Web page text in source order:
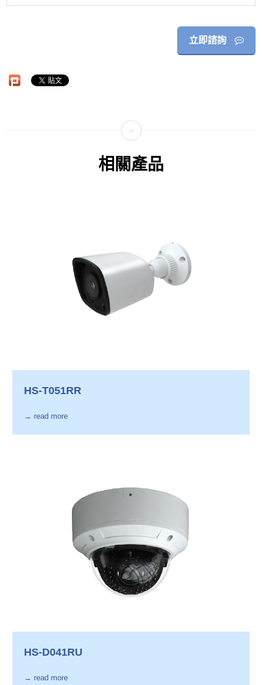
立即諮詢
相關產品
HS-T051RR
→ read more
HS-D041RU
→ read more